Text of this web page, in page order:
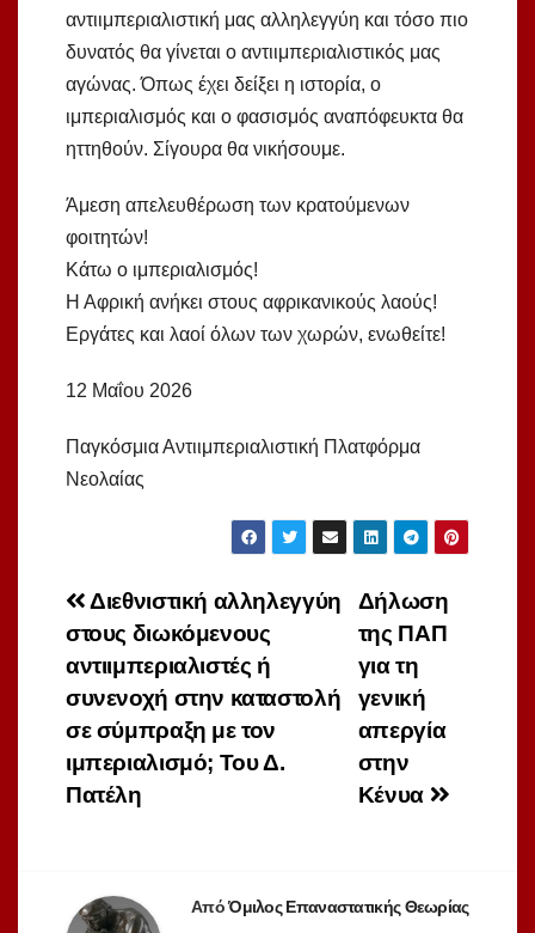
αντιιμπεριαλιστική μας αλληλεγγύη και τόσο πιο
δυνατός θα γίνεται ο αντιιμπεριαλιστικός μας
αγώνας. Όπως έχει δείξει η ιστορία, ο
ιμπεριαλισμός και ο φασισμός αναπόφευκτα θα
ηττηθούν. Σίγουρα θα νικήσουμε.
Άμεση απελευθέρωση των κρατούμενων
φοιτητών!
Κάτω ο ιμπεριαλισμός!
Η Αφρική ανήκει στους αφρικανικούς λαούς!
Εργάτες και λαοί όλων των χωρών, ενωθείτε!
12 Μαΐου 2026
Παγκόσμια Αντιιμπεριαλιστική Πλατφόρμα
Νεολαίας
Πλοήγηση
άρθρων
Δήλωση
της ΠΑΠ
για τη
γενική
απεργία
στην
Κένυα
Διεθνιστική αλληλεγγύη
στους διωκόμενους
αντιιμπεριαλιστές ή
συνενοχή στην καταστολή
σε σύμπραξη με τον
ιμπεριαλισμό; Του Δ.
Πατέλη
ΑπόΌμιλος Επαναστατικής Θεωρίας